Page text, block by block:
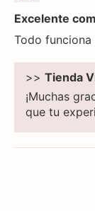
Excelente
Todo
>> Tienda
¡Muchas
que tu